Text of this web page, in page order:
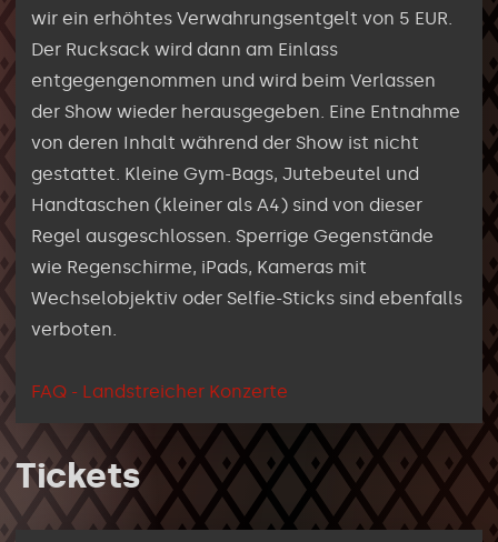
wir ein erhöhtes Verwahrungsentgelt von 5 EUR.
Der Rucksack wird dann am Einlass
entgegengenommen und wird beim Verlassen
der Show wieder herausgegeben. Eine Entnahme
von deren Inhalt während der Show ist nicht
gestattet. Kleine Gym-Bags, Jutebeutel und
Handtaschen (kleiner als A4) sind von dieser
Regel ausgeschlossen. Sperrige Gegenstände
wie Regenschirme, iPads, Kameras mit
Wechselobjektiv oder Selfie-Sticks sind ebenfalls
verboten.
FAQ - Landstreicher Konzerte
Tickets